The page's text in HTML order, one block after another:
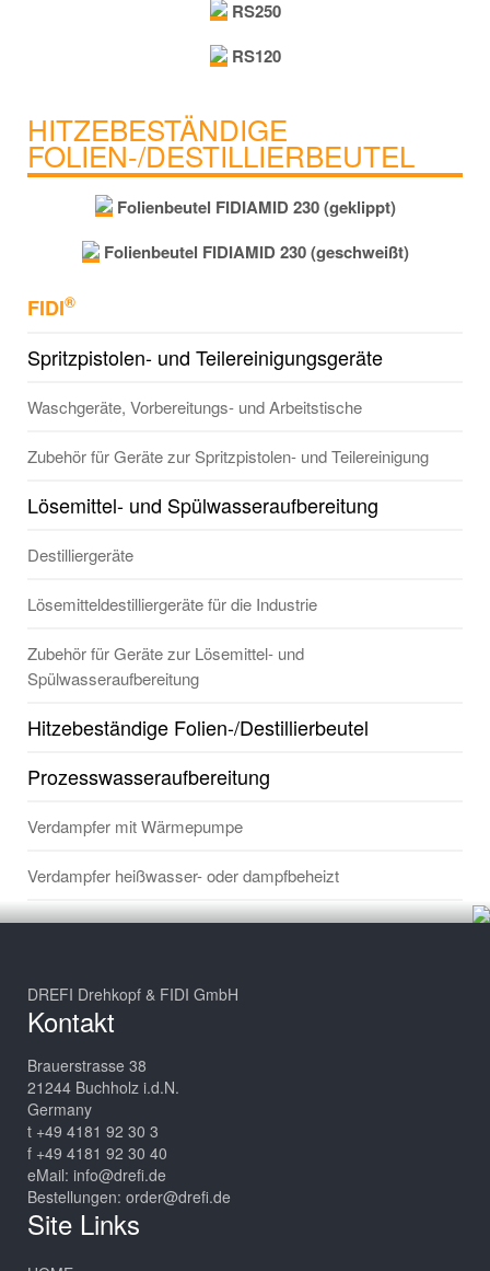
RS250
RS120
HITZEBESTÄNDIGE
FOLIEN-/DESTILLIERBEUTEL
Folienbeutel FIDIAMID 230 (geklippt)
Folienbeutel FIDIAMID 230 (geschweißt)
FIDI®
Spritzpistolen- und Teilereinigungsgeräte
Waschgeräte, Vorbereitungs- und Arbeitstische
Zubehör für Geräte zur Spritzpistolen- und Teilereinigung
Lösemittel- und Spülwasseraufbereitung
Destilliergeräte
Lösemitteldestilliergeräte für die Industrie
Zubehör für Geräte zur Lösemittel- und
Spülwasseraufbereitung
Hitzebeständige Folien-/Destillierbeutel
Prozesswasseraufbereitung
Verdampfer mit Wärmepumpe
Verdampfer heißwasser- oder dampfbeheizt
DREFI Drehkopf & FIDI GmbH
Kontakt
Brauerstrasse 38
21244 Buchholz i.d.N.
Germany
t +49 4181 92 30 3
f +49 4181 92 30 40
eMail: info@drefi.de
Bestellungen: order@drefi.de
Site Links